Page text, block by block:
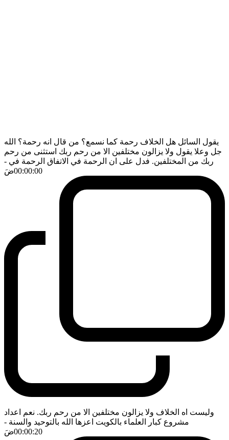
يقول السائل هل الخلاف رحمة كما نسمع؟ من قال انه رحمة؟ الله
جل وعلا يقول ولا يزالون مختلفين الا من رحم ربك استثنى من رحم
ربك من المختلفين. فدل على ان الرحمة في الاتفاق الرحمة في -
00:00:00ضَ
وليست اه الخلاف ولا يزالون مختلفين الا من رحم ربك. نعم اعداد
مشروع كبار العلماء بالكويت اعزها الله بالتوحيد والسنة -
00:00:20ضَ